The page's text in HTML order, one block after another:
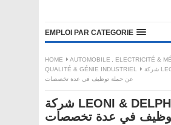
EMPLOI PAR CATEGORIE
HOME AUTOMOBILE , ELECTRICITÉ &
QUALITÉ & GÉNIE INDUSTRIEL
شركة LEONI & DELPHI تعلن
عن حملة توظيف في عدة تخصصات
شركة LEONI & DELPHI تعلن عن
في عدة تخصصات